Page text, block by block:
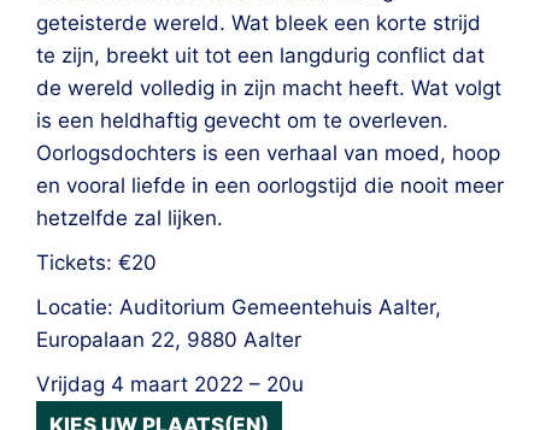
geteisterde wereld. Wat bleek een korte strijd
te zijn, breekt uit tot een langdurig conflict dat
de wereld volledig in zijn macht heeft. Wat volgt
is een heldhaftig gevecht om te overleven.
Oorlogsdochters is een verhaal van moed, hoop
en vooral liefde in een oorlogstijd die nooit meer
hetzelfde zal lijken.
Tickets: €20
Locatie: Auditorium Gemeentehuis Aalter,
Europalaan 22, 9880 Aalter
Vrijdag 4 maart 2022 – 20u
KIES UW PLAATS(EN)